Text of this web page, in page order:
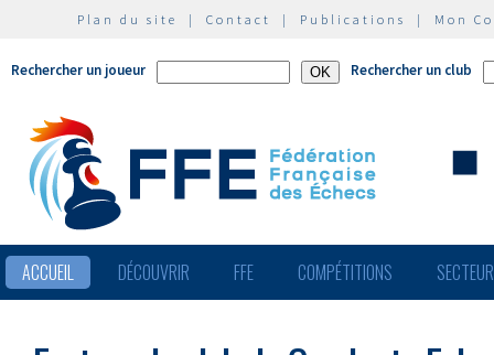
Plan du site | Contact | Publications | Mon
Rechercher un joueur Rechercher un club
ACCUEIL DÉCOUVRIR FFE COMPÉTITIONS